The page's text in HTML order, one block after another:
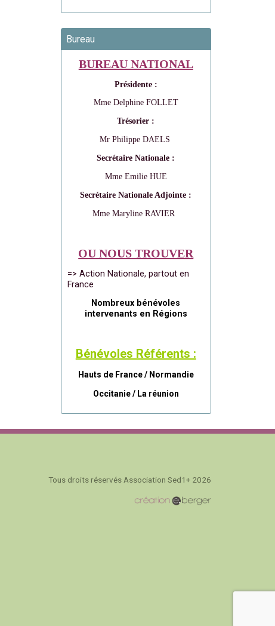
Bureau
BUREAU NATIONAL
Présidente :
Mme Delphine FOLLET
Trésorier :
Mr Philippe DAELS
Secrétaire Nationale :
Mme Emilie HUE
Secrétaire Nationale Adjointe :
Mme Maryline RAVIER
OU NOUS TROUVER
=> Action Nationale, partout en
France
Nombreux bénévoles
intervenants en Régions
Bénévoles Référents :
Hauts de France / Normandie
Occitanie / La réunion
Tous droits réservés Association Sed1+ 2026